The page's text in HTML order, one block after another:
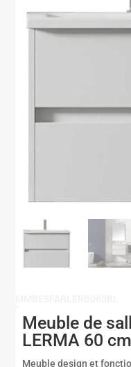
Meuble de
LERMA 60
Meuble design et